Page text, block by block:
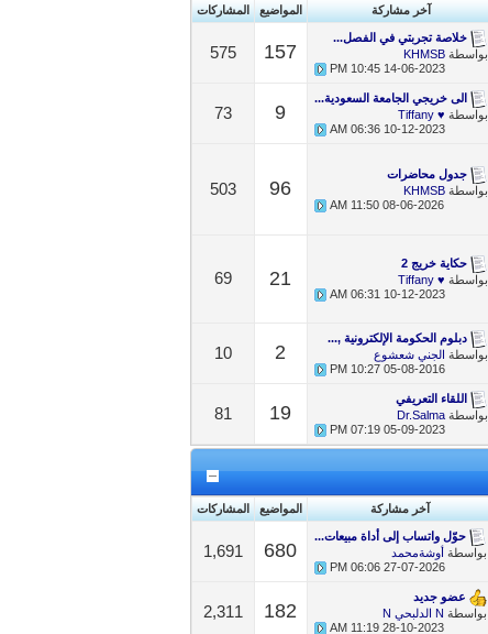
آخر مشاركة المواضيع المشاركات
خلاصة تجربتي في الفصل...
بواسطةKHMSB
14-06-2023
10:45 PM
157
575
الى خريجي الجامعة السعودية...
بواسطة ♥ Tiffany
10-12-2023
06:36 AM
9
73
جدول محاضرات
بواسطةKHMSB
08-06-2026
11:50 AM
96
503
حكاية خريج 2
بواسطة ♥ Tiffany
10-12-2023
06:31 AM
21
69
دبلوم الحكومة الإلكترونية ,...
بواسطة الجني شعشوع
05-08-2016
10:27 PM
2
10
اللقاء التعريفي
بواسطةDr.Salma
05-09-2023
07:19 PM
19
81
آخر مشاركة المواضيع المشاركات
حوّل واتساب إلى أداة مبيعات...
بواسطةأوشةمحمد
27-07-2026
06:06 PM
680
1,691
عضو جديد
بواسطة N الدلبحي N
28-10-2023
11:19 AM
182
2,311